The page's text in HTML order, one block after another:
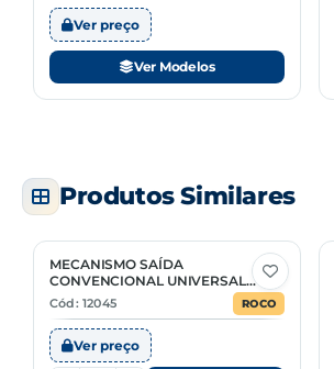
Ver preço
Ver Modelos
Produtos Similares
MECANISMO SAÍDA
CONVENCIONAL UNIVERSAL
PARA CAIXA ACOPLADA
Cód: 12045 ROCO
Ver preço